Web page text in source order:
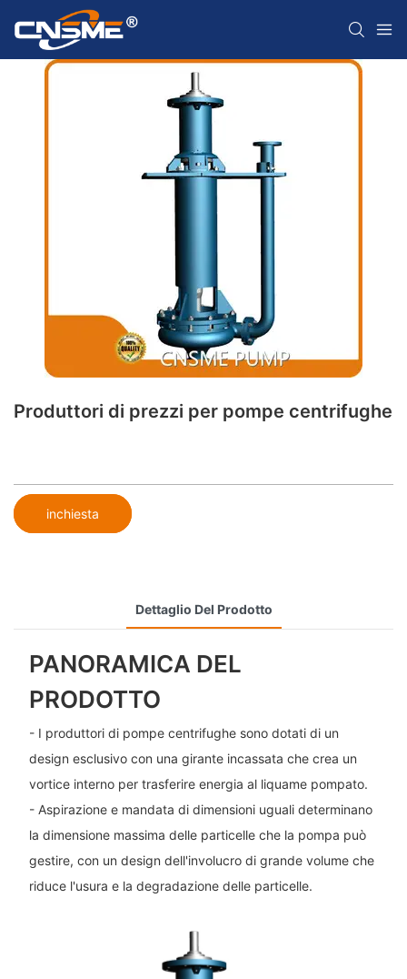
Produttori di prezzi per pompe centrifughe
inchiesta
Dettaglio Del Prodotto
PANORAMICA DEL
PRODOTTO
- I produttori di pompe centrifughe sono dotati di un
design esclusivo con una girante incassata che crea un
vortice interno per trasferire energia al liquame pompato.
- Aspirazione e mandata di dimensioni uguali determinano
la dimensione massima delle particelle che la pompa può
gestire, con un design dell'involucro di grande volume che
riduce l'usura e la degradazione delle particelle.